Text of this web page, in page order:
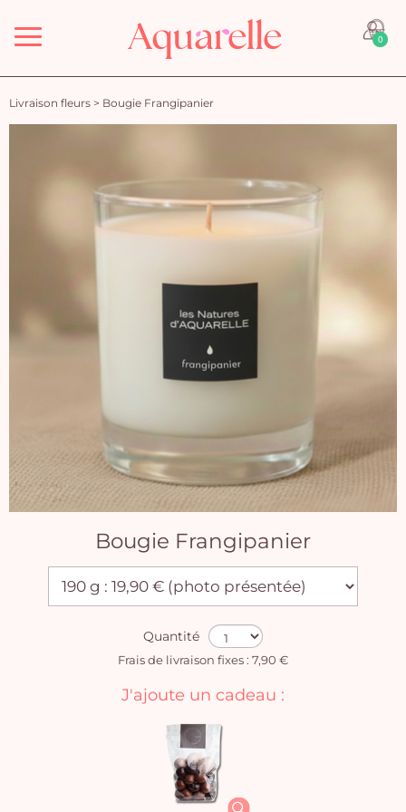
Menu 0
Livraison fleurs > Bougie Frangipanier
Bougie Frangipanier
Quantité
Frais de livraison fixes : 7,90 €
J'ajoute un cadeau :